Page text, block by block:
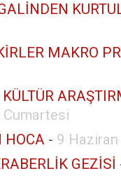
MAKRO
HOCA - 9
GEZİSİ